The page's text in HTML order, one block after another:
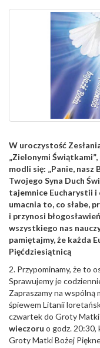
W uroczystość
„Zielonymi
modli się: „Panie, nasz
Twojego Syna Duch
tajemnice Eucharystii i
umacnia to, co słabe,
i przynosi
wszystkiego nas
pamiętajmy, że każda
Pięćdziesiątnicą
2. Przypominamy, że to
Sprawujemy je
Zapraszamy na
śpiewem Litanii
czwartek do Groty
wieczoru o godz. 20:30,
Groty Matki Bożej